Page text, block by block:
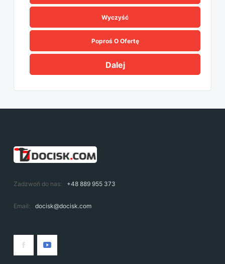
Wyczyść
Poproś O Ofertę
Dalej
Zadzwoń do nas: +48 889 955 373
Email: docisk@docisk.com